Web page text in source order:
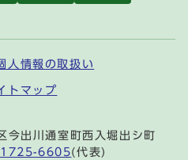
人情報の取扱い
トマップ
出川通室町西入堀出シ町
6605(代表)